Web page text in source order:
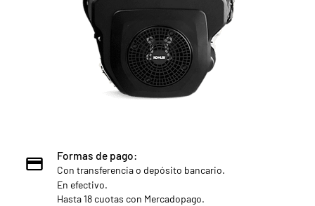
Formas de pago:
Con transferencia o depósito bancario.
En efectivo.
Hasta 18 cuotas con Mercadopago.